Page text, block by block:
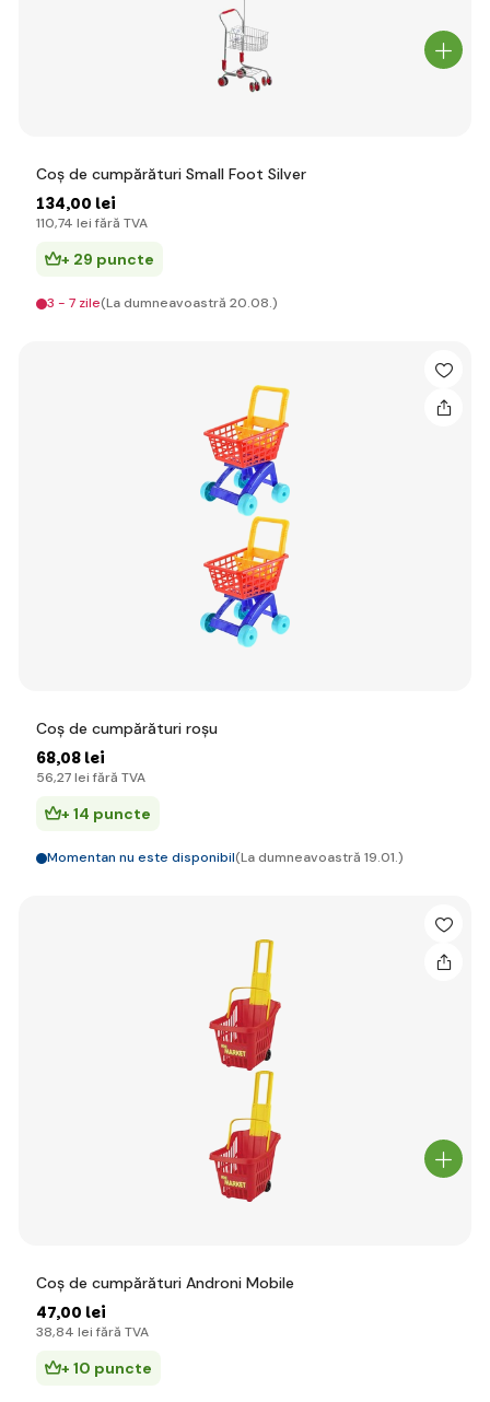
Coș de cumpărături Small Foot Silver
134,00 lei
110,74 lei fără TVA
+ 29 puncte
3 - 7 zile(La dumneavoastră 20.08.)
Coș de cumpărături roșu
68,08 lei
56,27 lei fără TVA
+ 14 puncte
Momentan nu este disponibil(La dumneavoastră 19.01.)
Coș de cumpărături Androni Mobile
47,00 lei
38,84 lei fără TVA
+ 10 puncte